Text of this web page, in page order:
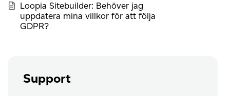
Loopia Sitebuilder: Behöver jag
uppdatera mina villkor för att följa
GDPR?
Support